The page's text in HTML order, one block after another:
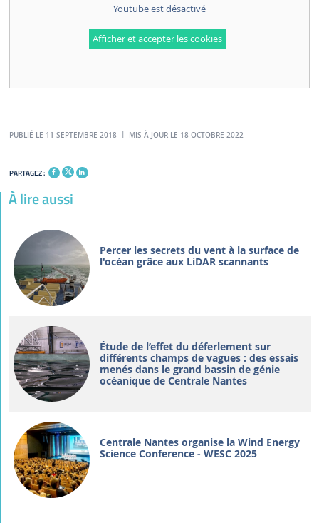
Youtube est désactivé
Afficher et accepter les cookies
PUBLIÉ LE 11 SEPTEMBRE 2018 MIS À JOUR LE 18 OCTOBRE 2022
PARTAGEZ :
À lire aussi
Percer les secrets du vent à la surface de
l'océan grâce aux LiDAR scannants
Étude de l’effet du déferlement sur
différents champs de vagues : des essais
menés dans le grand bassin de génie
océanique de Centrale Nantes
Centrale Nantes organise la Wind Energy
Science Conference - WESC 2025